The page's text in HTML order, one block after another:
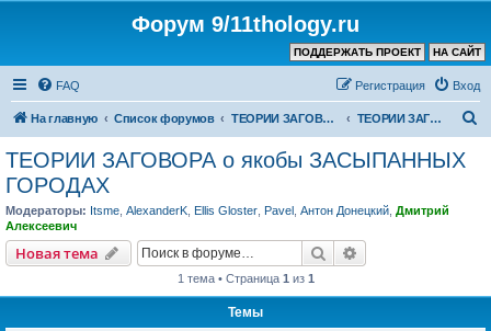
Форум 9/11thology.ru
НА САЙТ
ПОДДЕРЖАТЬ ПРОЕКТ
FAQ Вход
Регистрация
На главную Список форумов ТЕОРИИ ЗАГОВОРА (не связанные с 9/11) ТЕОРИИ ЗАГОВОРА о якобы ЗАСЫПАННЫХ ГОРОДАХ
ТЕОРИИ ЗАГОВОРА о якобы ЗАСЫПАННЫХ
ГОРОДАХ
Модераторы: Itsme AlexanderK Ellis Gloster Pavel Антон Донецкий Дмитрий
Алексеевич
Новая тема Поиск
1 тема • Страница 1 из 1
Темы